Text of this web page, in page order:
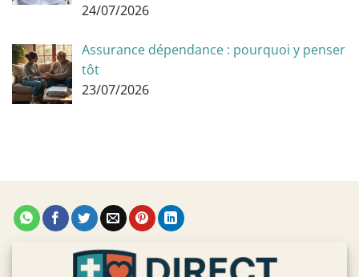
24/07/2026
Assurance dépendance : pourquoi y penser
tôt
23/07/2026